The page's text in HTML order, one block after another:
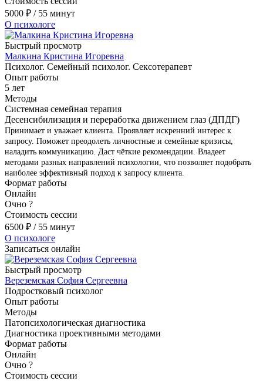
5000 ₽ / 55 минут
О психологе
Быстрый просмотр
Малкина Кристина Игоревна
Психолог. Семейный психолог. Сексотерапевт
Опыт работы
5 лет
Методы
Системная семейная терапия
Десенсибилизация и переработка движением глаз (ДПДГ)
Принимает и уважает клиента. Проявляет искренний интерес к
запросу. Поможет преодолеть личностные и семейные кризисы,
наладить коммуникацию. Даст чёткие рекомендации. Владеет
методами разных направлений психологии, что позволяет подобрать
наиболее эффективный подход к запросу клиента.
Формат работы
Онлайн
Очно ?
Стоимость сессии
6500 ₽ / 55 минут
О психологе
Записаться онлайн
Быстрый просмотр
Вереземская София Сергеевна
Подростковый психолог
Опыт работы
Методы
Патопсихологическая диагностика
Диагностика проективными методами
Формат работы
Онлайн
Очно ?
Стоимость сессии